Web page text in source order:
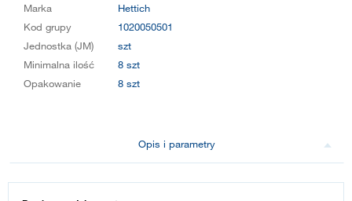
Marka
Hettich
Kod grupy
1020050501
Jednostka (JM)
szt
Minimalna ilość
8 szt
Opakowanie
8 szt
Opis i parametry